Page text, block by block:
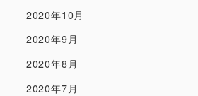
2020年10月
2020年9月
2020年8月
2020年7月